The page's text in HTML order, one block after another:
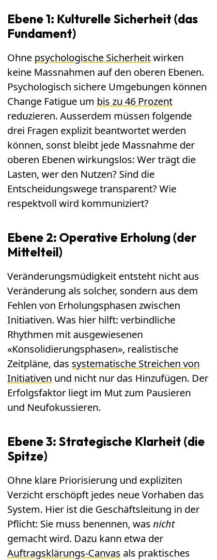
Ebene 1: Kulturelle Sicherheit (das
Fundament)
Ohne psychologische Sicherheitwirken
keine Massnahmen auf den oberen Ebenen.
Psychologisch sichere Umgebungen können
Change Fatigue um bis zu 46 Prozent
reduzieren. Ausserdem müssen folgende
drei Fragen explizit beantwortet werden
können, sonst bleibt jede Massnahme der
oberen Ebenen wirkungslos: Wer trägt die
Lasten, wer den Nutzen? Sind die
Entscheidungswege transparent? Wie
respektvoll wird kommuniziert?
Ebene 2: Operative Erholung (der
Mittelteil)
Veränderungsmüdigkeit entsteht nicht aus
Veränderung als solcher, sondern aus dem
Fehlen von Erholungsphasen zwischen
Initiativen. Was hier hilft: verbindliche
Rhythmen mit ausgewiesenen
«Konsolidierungsphasen», realistische
Zeitpläne, das systematische Streichen von
Initiativen und nicht nur das Hinzufügen. Der
Erfolgsfaktor liegt im Mut zum Pausieren
und Neufokussieren.
Ebene 3: Strategische Klarheit (die
Spitze)
Ohne klare Priorisierung und expliziten
Verzicht erschöpft jedes neue Vorhaben das
System. Hier ist die Geschäftsleitung in der
Pflicht: Sie muss benennen, was nicht
gemacht wird. Dazu kann etwa der
Auftragsklärungs-Canvas als praktisches